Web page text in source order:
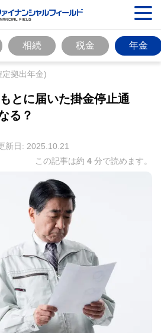
相続 税金 年金
定拠出年金)
とに届いた掛金停止通
る？
新日: 2025.10.21
この記事は約 4 分で読めます。